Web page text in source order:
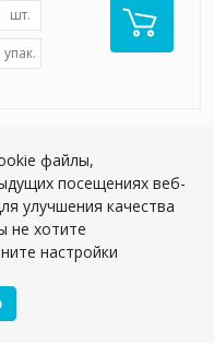
шт.
упак.
файлы,
посещениях веб-
улучшения качества
не хотите
настройки